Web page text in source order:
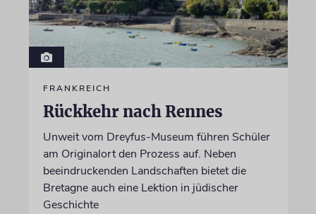
FRANKREICH
Rückkehr nach Rennes
Unweit vom Dreyfus-Museum führen Schüler
am Originalort den Prozess auf. Neben
beeindruckenden Landschaften bietet die
Bretagne auch eine Lektion in jüdischer
Geschichte